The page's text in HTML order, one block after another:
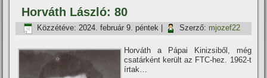
Horváth László: 80
Közzétéve: 2024. február 9. péntek Szerző: mjozef22
Horváth a Pápai Kinizsiből, még
csatárként került az FTC-hez. 1962-t
í­rtak…